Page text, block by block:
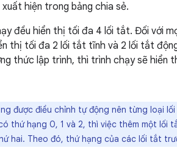
hiện trong bảng chia sẻ.
đều hiển thị tối đa 4 lối tắt. Đối với
thị tối đa 2 lối tắt tĩnh và 2 lối tắt
thức lập trình, thì trình chạy sẽ hiển
được điều chỉnh tự động nên từng loại
thứ hạng 0, 1 và 2, thì việc thêm một lối
hai. Theo đó, thứ hạng của các lối tắt